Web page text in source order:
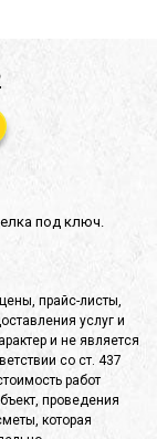
под ключ.
прайс-листы,
услуг и
и не является
со ст. 437
работ
проведения
которая